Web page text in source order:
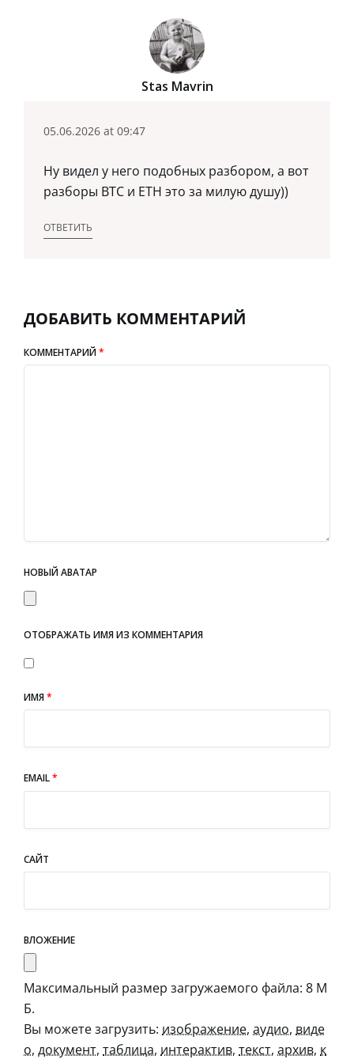
Stas Mavrin
05.06.2026 at 09:47
Ну видел у него подобных разбором, а вот
разборы BTC и ETH это за милую душу))
ОТВЕТИТЬ
ДОБАВИТЬ КОММЕНТАРИЙ
КОММЕНТАРИЙ*
НОВЫЙ АВАТАР
ОТОБРАЖАТЬ ИМЯ ИЗ КОММЕНТАРИЯ
ИМЯ*
EMAIL*
САЙТ
ВЛОЖЕНИЕ
Максимальный размер загружаемого файла: 8 М
Б.
Вы можете загрузить: изображение, аудио, виде
о, документ, таблица, интерактив, текст, архив, к